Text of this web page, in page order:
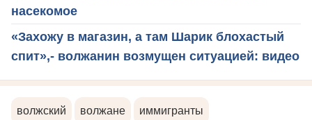
насекомое
«Захожу в магазин, а там Шарик блохастый
спит»,- волжанин возмущен ситуацией: видео
волжский волжане иммигранты